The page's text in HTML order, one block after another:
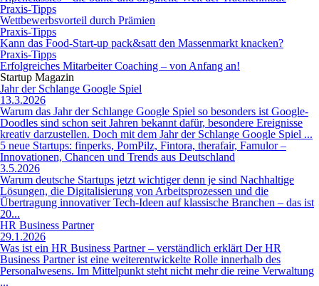
Praxis-Tipps
Wettbewerbsvorteil durch Prämien
Praxis-Tipps
Kann das Food-Start-up pack&satt den Massenmarkt knacken?
Praxis-Tipps
Erfolgreiches Mitarbeiter Coaching – von Anfang an!
Startup Magazin
Jahr der Schlange Google Spiel
13.3.2026
Warum das Jahr der Schlange Google Spiel so besonders ist Google-
Doodles sind schon seit Jahren bekannt dafür, besondere Ereignisse
kreativ darzustellen. Doch mit dem Jahr der Schlange Google Spiel ...
5 neue Startups: finperks, PomPilz, Fintora, therafair, Famulor –
Innovationen, Chancen und Trends aus Deutschland
3.5.2026
Warum deutsche Startups jetzt wichtiger denn je sind Nachhaltige
Lösungen, die Digitalisierung von Arbeitsprozessen und die
Übertragung innovativer Tech-Ideen auf klassische Branchen – das ist
20...
HR Business Partner
29.1.2026
Was ist ein HR Business Partner – verständlich erklärt Der HR
Business Partner ist eine weiterentwickelte Rolle innerhalb des
Personalwesens. Im Mittelpunkt steht nicht mehr die reine Verwaltung
...